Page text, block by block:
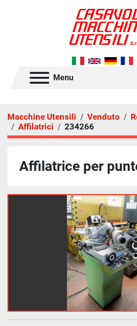
Menu
Macchine Utensili Venduto
Affilatrici
234266
Affilatrice per